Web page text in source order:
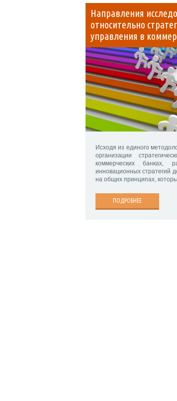
Направления
относительно
управления в
Исходя из единого
организации
коммерческих банках,
инновационных стратегий
на общих принципах,
ПОДРОБНЕЕ